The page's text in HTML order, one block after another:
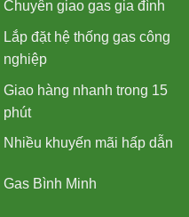
Chuyên giao gas gia đình
Lắp đặt hệ thống gas công
nghiệp
Giao hàng nhanh trong 15
phút
Nhiều khuyến mãi hấp dẫn
Gas Bình Minh